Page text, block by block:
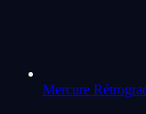
Mercure